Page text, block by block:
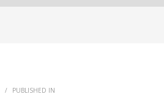
/ PUBLISHED IN